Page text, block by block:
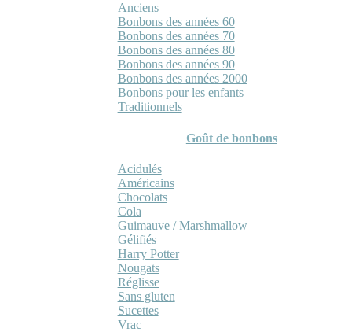
Anciens
Bonbons des années 60
Bonbons des années 70
Bonbons des années 80
Bonbons des années 90
Bonbons des années 2000
Bonbons pour les enfants
Traditionnels
Goût de bonbons
Acidulés
Américains
Chocolats
Cola
Guimauve / Marshmallow
Gélifiés
Harry Potter
Nougats
Réglisse
Sans gluten
Sucettes
Vrac